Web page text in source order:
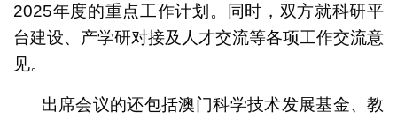
2025年度的重点工作计划。同时，双方就科研平
台建设、产学研对接及人才交流等各项工作交流意
见。
出席会议的还包括澳门科学技术发展基金、教